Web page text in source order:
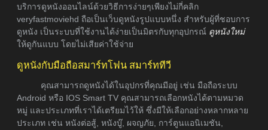
บริการดูหนังออนไลน์ด้วยวิธีการง่ายๆเพียงไม่กี่คลิก
veryfastmoviehd ถือเป็นเว็บดูหนังรูปแบบหนึ่ง สำหรับผู้ที่ชอบการ
ดูหนัง เป็นระบบที่ใช้งานได้ง่ายเป็นมิตรกับทุกอุปกรณ์ ดูหนังใหม่
ให้ดูกันแบบ โดยไม่เสียค่าใช้จ่าย
ดูหนังกับมือถือสมาร์ทโฟน สมาร์ททีวี
คุณสามารถดูหนังได้ในอุปกรที่คุณมีอยู่ เช่น มือถือระบบ
Android หรือ IOS Smart TV คุณสามารถเลือกหนังได้ตามหมวด
หมู่ และประเภทที่เราได้เตรียมไว้ให้ ซึ่งมีให้เลือกอย่างหลากหลาย
ประเภท เช่น หนังต่อสู้, หนังบู๊, ผจญภัย, การ์ตูนแอนิเมชัน,